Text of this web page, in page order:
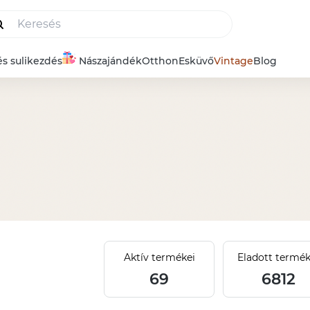
sulikezdés NászajándékOtthonEsküvőVintageBlog
Aktív termékei
69
Eladott
6812